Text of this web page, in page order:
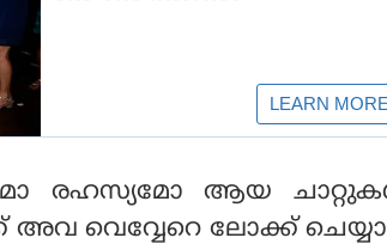
രഹസ്യമോ ആയ
അവ വെവ്വേറെ ലോക്ക്